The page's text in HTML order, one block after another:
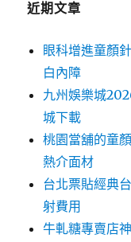
近期文章
眼科增進童顏
白內障
九州娛樂城
城下載
桃園當舖的童
熱介面材
台北票貼經典
射費用
牛軋糖專賣店